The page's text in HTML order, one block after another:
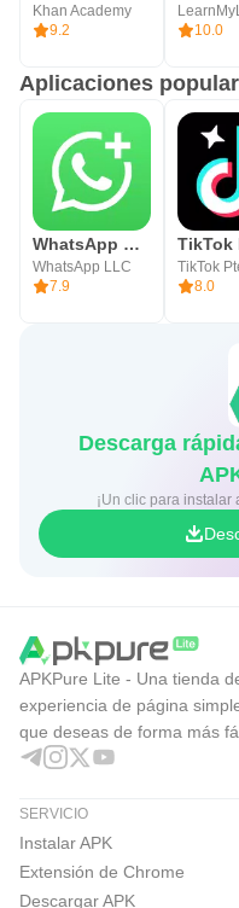
Khan Academy
9.2
10.0
Aplicaciones
WhatsApp Business
WhatsApp LLC
7.9
TikTok
8.0
Descarga
¡Un clic para instalar
APKPure Lite - Una tienda
experiencia de página
que deseas de forma más
SERVICIO
Instalar APK
Extensión de Chrome
Descargar APK